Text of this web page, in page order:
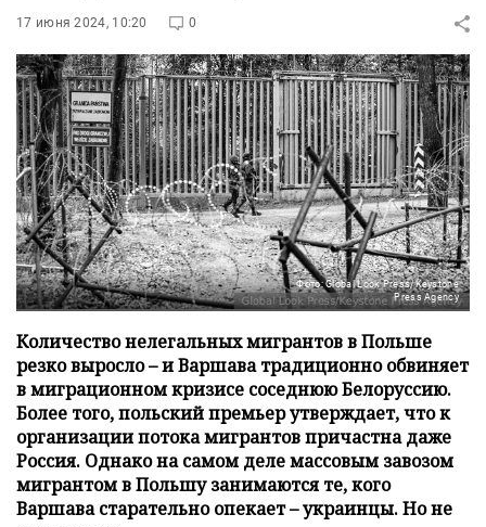
17 июня 2024, 10:20 0
Фото: Global Look Press/Keystone
Press Agency
Количество нелегальных мигрантов в Польше
резко выросло – и Варшава традиционно обвиняет
в миграционном кризисе соседнюю Белоруссию.
Более того, польский премьер утверждает, что к
организации потока мигрантов причастна даже
Россия. Однако на самом деле массовым завозом
мигрантом в Польшу занимаются те, кого
Варшава старательно опекает – украинцы. Но не